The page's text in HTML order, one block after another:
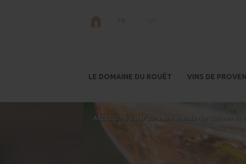
LE DOMAINE DU ROUËT VINS DE
ACCUEIL À noter sur votre agenda Le Château de